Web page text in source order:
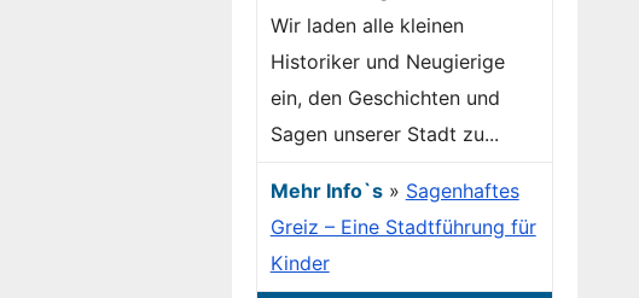
Wir laden alle kleinen
Historiker und Neugierige
ein, den Geschichten und
Sagen unserer Stadt zu...
Mehr Info`s» Sagenhaftes
Greiz – Eine Stadtführung für
Kinder